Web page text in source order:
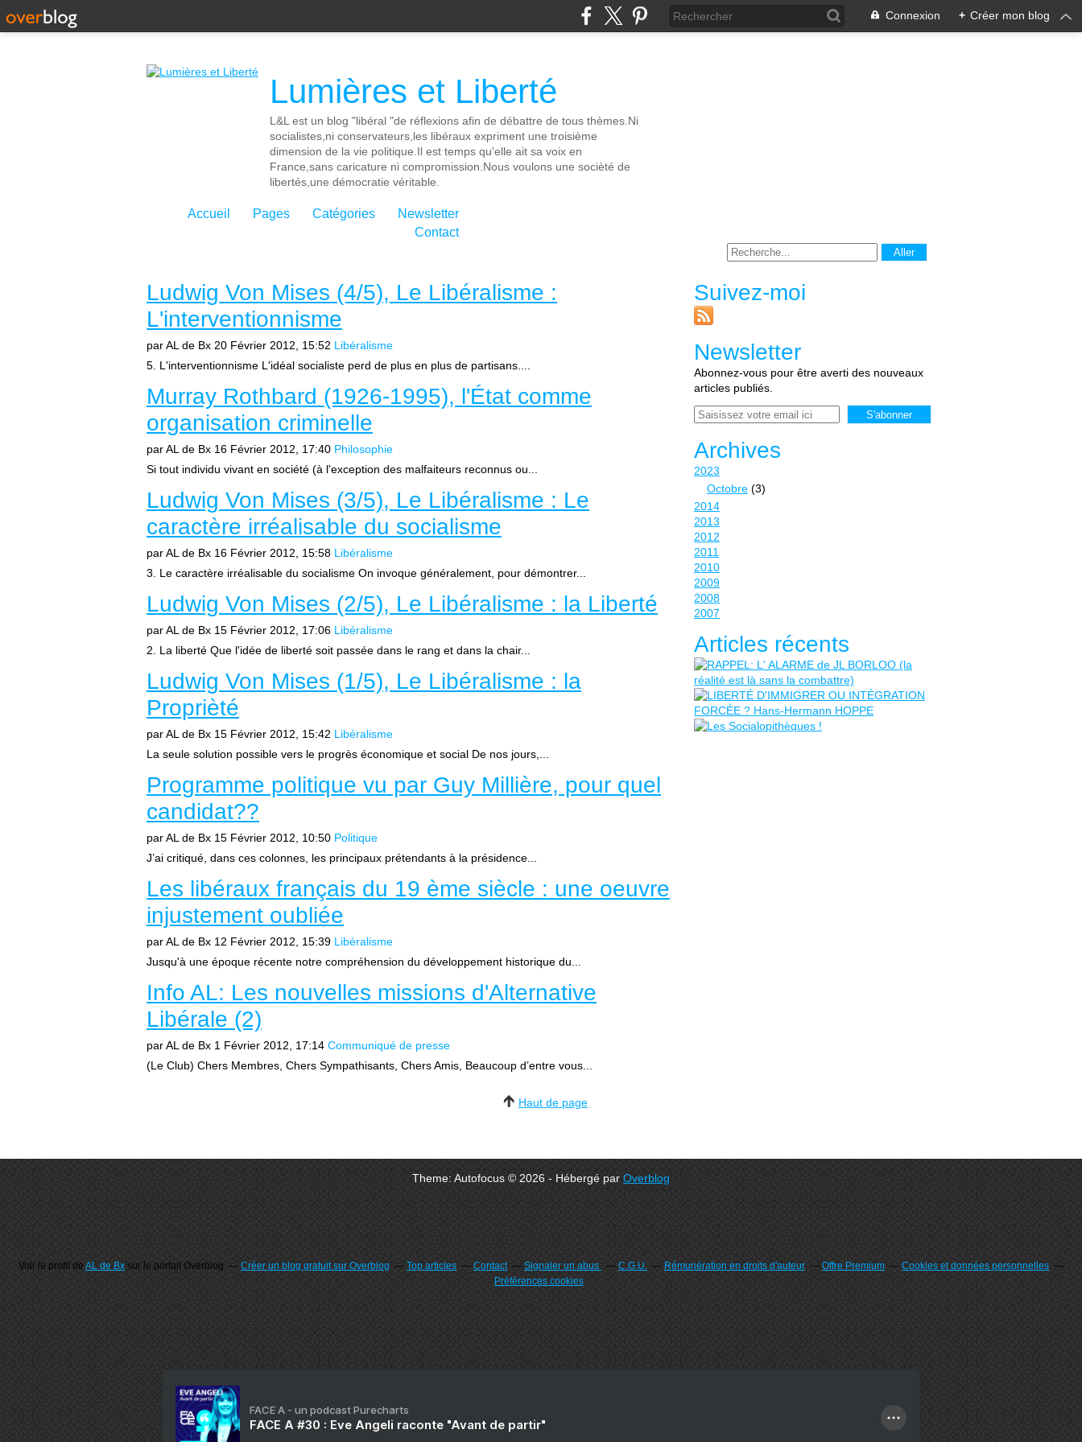
Connexion + Créer mon blog
Lumières et Liberté
L&L est un blog "libéral "de réflexions afin de débattre de tous thèmes.Ni
socialistes,ni conservateurs,les libéraux expriment une troisième
dimension de la vie politique.Il est temps qu'elle ait sa voix en
France,sans caricature ni compromission.Nous voulons une socièté de
libertés,une démocratie véritable.
Accueil Pages Catégories
Newsletter
Contact
Ludwig Von Mises (4/5), Le Libéralisme :
L'interventionnisme
par AL de Bx 20 Février 2012, 15:52 Libéralisme
5. L'interventionnisme L'idéal socialiste perd de plus en plus de partisans....
Murray Rothbard (1926-1995), l'État comme
organisation criminelle
par AL de Bx 16 Février 2012, 17:40 Philosophie
Si tout individu vivant en société (à l'exception des malfaiteurs reconnus ou...
Ludwig Von Mises (3/5), Le Libéralisme : Le
caractère irréalisable du socialisme
par AL de Bx 16 Février 2012, 15:58 Libéralisme
3. Le caractère irréalisable du socialisme On invoque généralement, pour démontrer...
Ludwig Von Mises (2/5), Le Libéralisme : la Liberté
par AL de Bx 15 Février 2012, 17:06 Libéralisme
2. La liberté Que l'idée de liberté soit passée dans le rang et dans la chair...
Ludwig Von Mises (1/5), Le Libéralisme : la
Proprièté
par AL de Bx 15 Février 2012, 15:42 Libéralisme
La seule solution possible vers le progrès économique et social De nos jours,...
Programme politique vu par Guy Millière, pour quel
candidat??
par AL de Bx 15 Février 2012, 10:50 Politique
J’ai critiqué, dans ces colonnes, les principaux prétendants à la présidence...
Les libéraux français du 19 ème siècle : une oeuvre
injustement oubliée
par AL de Bx 12 Février 2012, 15:39 Libéralisme
Jusqu'à une époque récente notre compréhension du développement historique du...
Info AL: Les nouvelles missions d'Alternative
Libérale (2)
par AL de Bx 1 Février 2012, 17:14 Communiqué de presse
(Le Club) Chers Membres, Chers Sympathisants, Chers Amis, Beaucoup d’entre vous...
Suivez-moi
Newsletter
Abonnez-vous pour être averti des nouveaux
articles publiés.
Email
Archives
2023
Octobre (3)
2014
2013
2012
2011
2010
2009
2008
2007
Articles récents
Haut de page
Theme: Autofocus © 2026 - Hébergé parOverblog
Voir le profil deAL de Bxsur le portail Overblog Créer un blog gratuit sur Overblog Top articles Contact Signaler un abus C.G.U. Rémunération en droits d'auteur Offre Premium
Cookies et données personnelles
Préférences cookies
FACE A - un podcast Purecharts
FACE A #30 : Eve Angeli raconte "Avant de partir"